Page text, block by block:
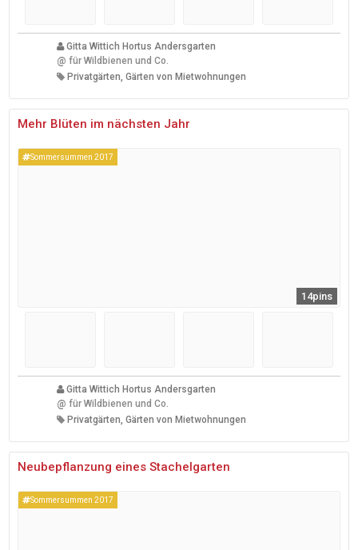
Gitta Wittich Hortus Andersgarten
@ für Wildbienen und Co.
Privatgärten, Gärten von Mietwohnungen
Mehr Blüten im nächsten Jahr
Sommersummen 2017
14pins
Gitta Wittich Hortus Andersgarten
@ für Wildbienen und Co.
Privatgärten, Gärten von Mietwohnungen
Neubepflanzung eines Stachelgarten
Sommersummen 2017